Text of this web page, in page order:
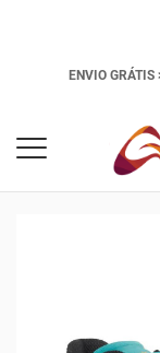
ENVIO